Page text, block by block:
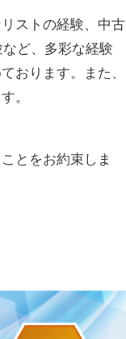
ストの経験、中古
ど、多彩な経験
おります。また、
。
とをお約束しま